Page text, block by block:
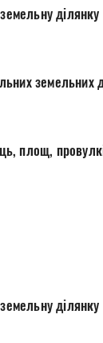
ділянку
земельних
площ,
ділянку